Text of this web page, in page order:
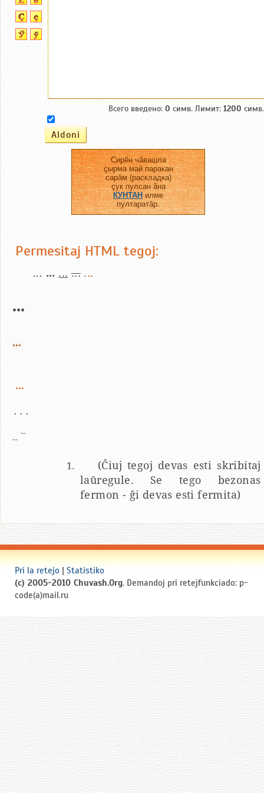
Всего введено: 0 симв. Лимит: 1200 симв.
Сирĕн чăвашла
çырма май паракан
сарăм (раскладка)
çук пулсан ăна
КУНТАН илме
пултаратăр.
Permesitaj HTML tegoj:
... ... ... ... ...
...
...
...
...
...
...
(Ĉiuj tegoj devas esti skribitaj
laŭregule. Se tego bezonas
fermon - ĝi devas esti fermita)
Pri la retejo | Statistiko
(c) 2005-2010 Chuvash.Org. Demandoj pri retejfunkciado: p-
code(a)mail.ru